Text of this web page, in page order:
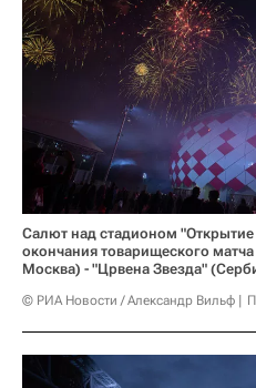
Салют над стадионом
окончания товарищеского
Москва) - "Црвена Звезда"
© РИА Новости / Александр Вильф